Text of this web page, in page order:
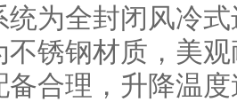
统为全封闭风冷
不锈钢材质，美
备合理，升降温